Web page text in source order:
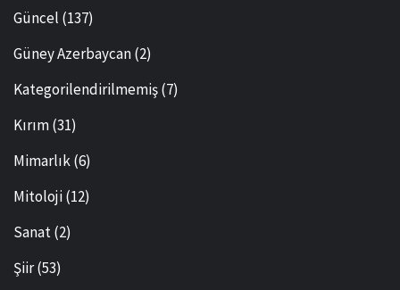
Güncel (137)
Güney Azerbaycan(2)
Kategorilendirilmemiş(7)
Kırım(31)
Mimarlık(6)
Mitoloji(12)
Sanat(2)
Şiir(53)